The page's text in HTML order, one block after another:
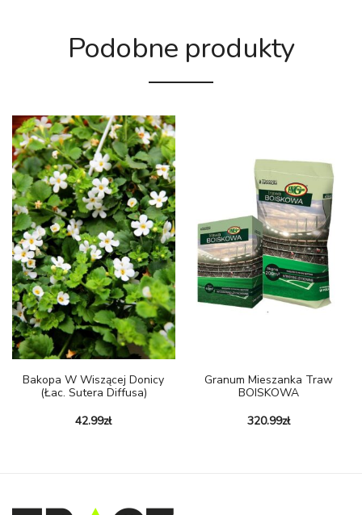
Podobne produkty
Bakopa W Wiszącej Donicy
(łac. Sutera Diffusa)
42.99zł
Granum Mieszanka Traw
BOISKOWA
320.99zł